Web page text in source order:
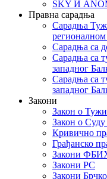
SKY И
Правна сарадња
Сарадња
Сарадња са
Сарадња са
западног
Сарадња са
западног
Закони
Закон о
Закон о
Кривично
Грађанско
Закони
Закони РС
Закони